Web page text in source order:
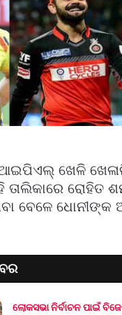
ଖେଳି
ରୋହିତ
ବେଳେ ଧୋନୀଙ୍କ
ଲୋକସଭା ନିର୍ବାଚନ ପାଇଁ